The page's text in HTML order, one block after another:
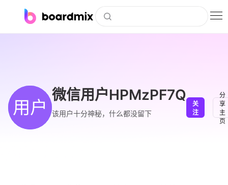
下载
会员
企业服务
用户
微信用户HPMzPF7Q
该用户十分神秘，什么都没留下
关
注
分
享
主
页